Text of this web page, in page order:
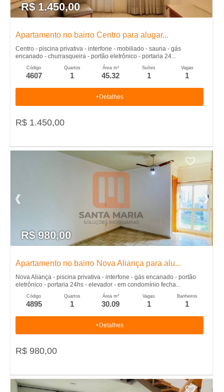
R$ 1.450,00
Apartamento no bairro Centro para alugar...
Centro - piscina privativa - interfone - mobiliado - sauna - gás
encanado - churrasqueira - portão eletrônico - portaria 24...
Código
4607
Quartos
1
Área m²
45.32
Suítes
1
Vagas
1
+Detalhes
R$ 1.450,00
R$ 980,00
Apartamento no bairro Nova Aliança para alu...
Nova Aliança - piscina privativa - interfone - gás encanado - portão
eletrônico - portaria 24hs - elevador - em condomínio fecha...
Código
4895
Quartos
1
Área m²
30.09
Vagas
1
Banheiros
1
+Detalhes
R$ 980,00